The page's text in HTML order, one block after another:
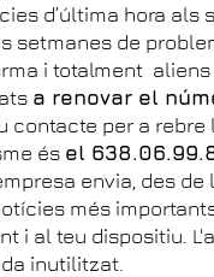
d’última hora als
setmanes de
i totalment aliens
a renovar el
contacte per a
és el
envia, des de
més
i al teu dispositiu.
inutilitzat.